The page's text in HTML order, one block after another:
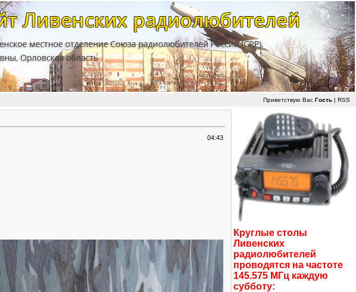
Приветствую Вас Гость | RSS
04:43
Круглые столы
Ливенских
радиолюбителей
проводятся на частоте
145.575 МГц каждую
субботу: